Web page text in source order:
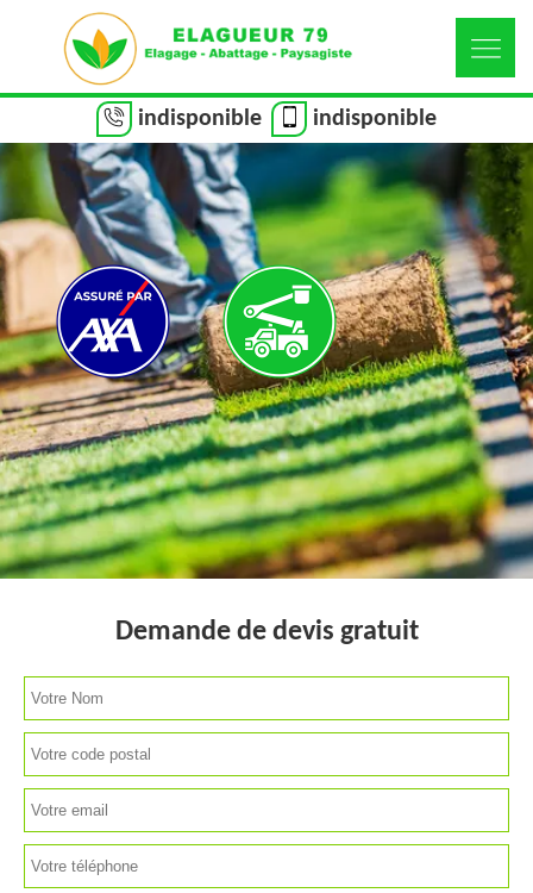
indisponible indisponible
Demande de devis gratuit